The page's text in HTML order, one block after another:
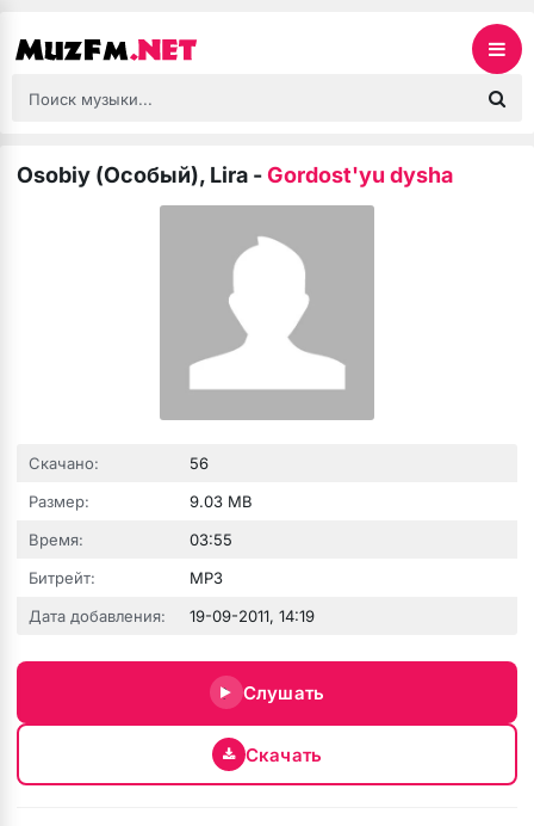
Osobiy (Особый), Lira -Gordost'yu dysha
Скачано:
56
Размер:
9.03 MB
Время:
03:55
Битрейт:
MP3
Дата добавления:
19-09-2011, 14:19
Слушать
Скачать